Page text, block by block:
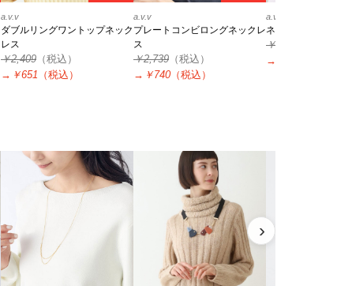
a.v.v
ダブルリングワントップネック
レス
￥2,409 （税込）
→ ￥651 （税込）
a.v.v
プレートコンビロングネックレ
ス
￥2,739 （税込）
→ ￥740 （税込）
a.v.v
ネックレスピア
￥3,490
→
›